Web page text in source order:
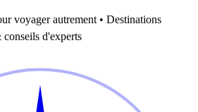
voyager autrement • Destinations
conseils d'experts